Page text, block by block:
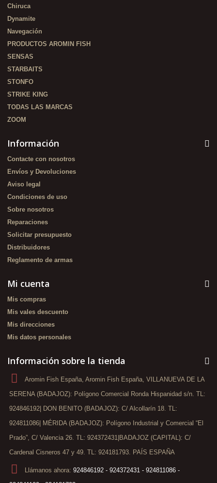
Chiruca
Dynamite
Navegación
PRODUCTOS AROMIN FISH
SENSAS
STARBAITS
STONFO
STRIKE KING
TODAS LAS MARCAS
ZOOM
Información
Contacte con nosotros
Envíos y Devoluciones
Aviso legal
Condiciones de uso
Sobre nosotros
Reparaciones
Solicitar presupuesto
Distribuidores
Reglamento de armas
Mi cuenta
Mis compras
Mis vales descuento
Mis direcciones
Mis datos personales
Información sobre la tienda
Aromin Fish España, Aromin Fish España, VILLANUEVA DE LA
SERENA (BADAJOZ): Polígono Comercial Ronda Hispanidad s/n. TL:
924846192| DON BENITO (BADAJOZ): C/ Alcollarín 18. TL:
924811086| MÉRIDA (BADAJOZ): Polígono Industrial y Comercial “El
Prado”, C/ Valencia 26. TL: 924372431|BADAJOZ (CAPITAL): C/
Cardenal Cisneros 47 y 49. TL: 924181793. PAÍS ESPAÑA
Llámanos ahora: 924846192 - 924372431 - 924811086 -